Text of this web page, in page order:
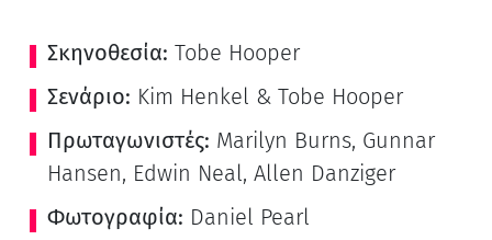
Σκηνοθεσία: Tobe Hooper
Σενάριο: Kim Henkel & Tobe Hooper
Πρωταγωνιστές: Marilyn Burns, Gunnar
Hansen, Edwin Neal, Allen Danziger
Φωτογραφία: Daniel Pearl